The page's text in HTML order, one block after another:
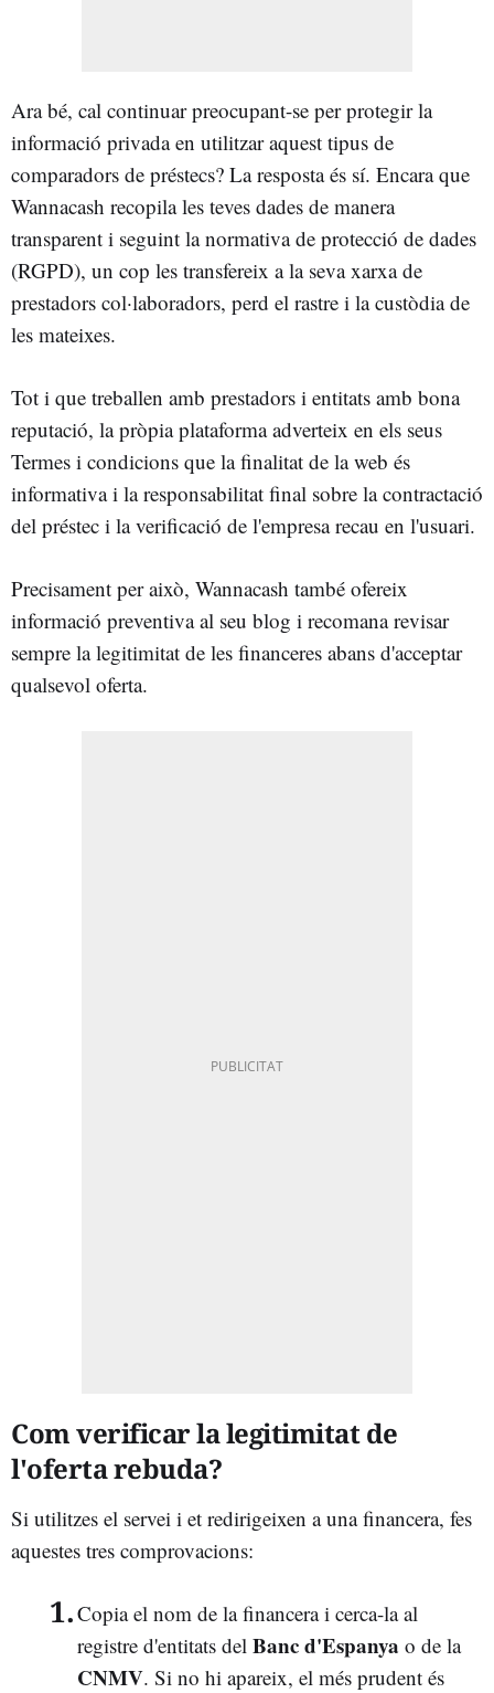
Ara bé, cal continuar preocupant-se per protegir la
informació privada en utilitzar aquest tipus de
comparadors de préstecs? La resposta és sí. Encara que
Wannacash recopila les teves dades de manera
transparent i seguint la normativa de protecció de dades
(RGPD), un cop les transfereix a la seva xarxa de
prestadors col·laboradors, perd el rastre i la custòdia de
les mateixes.
Tot i que treballen amb prestadors i entitats amb bona
reputació, la pròpia plataforma adverteix en els seus
Termes i condicions que la finalitat de la web és
informativa i la responsabilitat final sobre la contractació
del préstec i la verificació de l'empresa recau en l'usuari.
Precisament per això, Wannacash també ofereix
informació preventiva al seu blog i recomana revisar
sempre la legitimitat de les financeres abans d'acceptar
qualsevol oferta.
Com verificar la legitimitat de
l'oferta rebuda?
Si utilitzes el servei i et redirigeixen a una financera, fes
aquestes tres comprovacions:
Copia el nom de la financera i cerca-la al
registre d'entitats del Banc d'Espanya o de la
CNMV. Si no hi apareix, el més prudent és